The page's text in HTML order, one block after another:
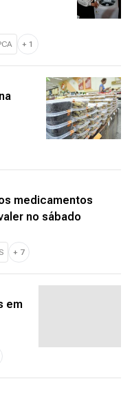
+ 1
medicamentos
no sábado
+ 7
em